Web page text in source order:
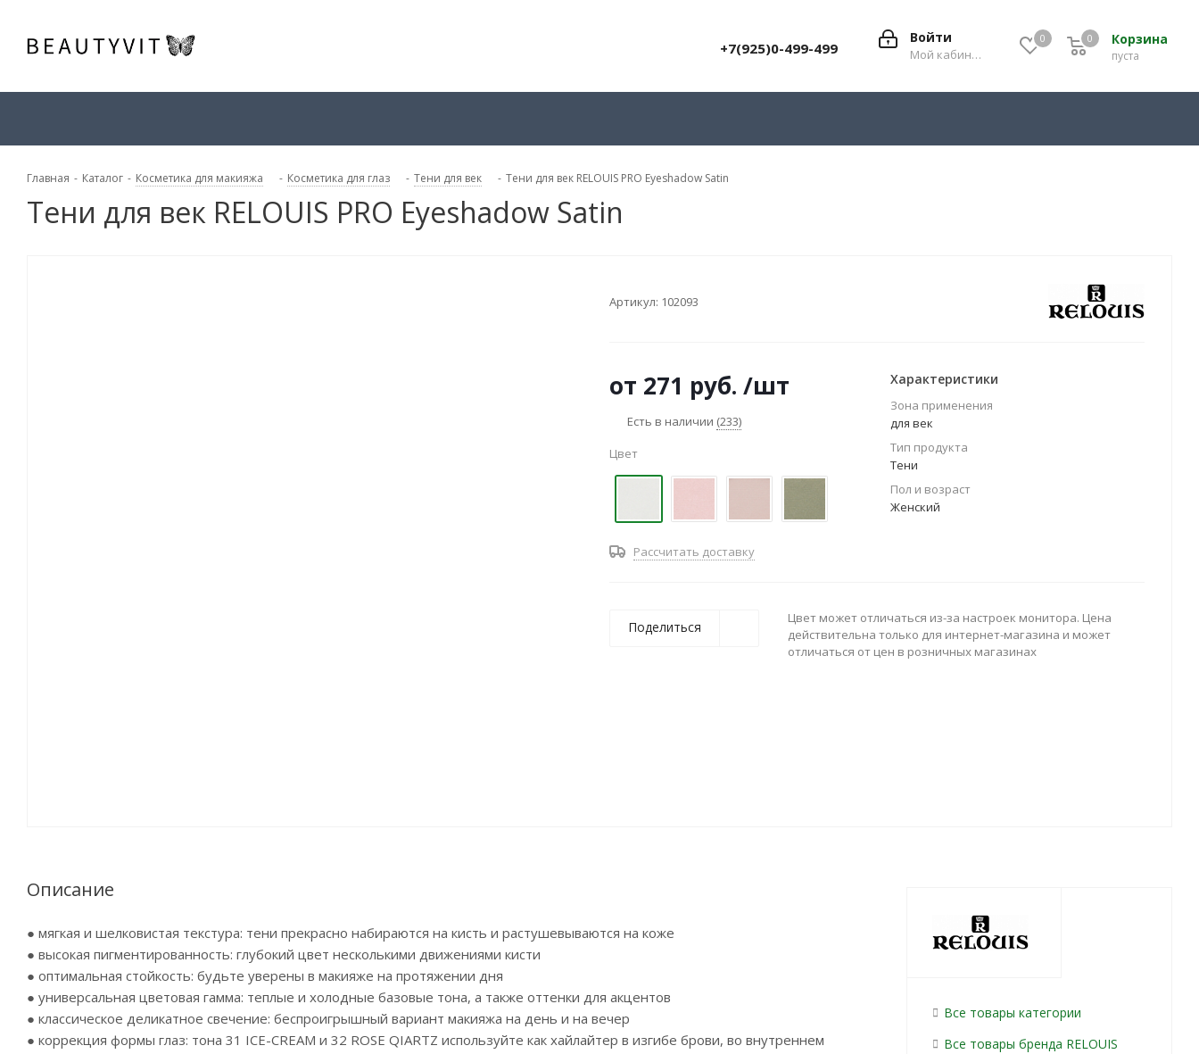
0 Корзина
0
пуста
0
Войти
Мой кабинет
+7(925)0-499-499
Главная - Каталог - Косметика для макияжа - Косметика для глаз - Тени для век - Тени для век RELOUIS PRO Eyeshadow Satin
Тени для век RELOUIS PRO Eyeshadow Satin
Артикул: 102093
от 271 руб. /шт
Есть в наличии (233)
Цвет
Рассчитать доставку
Характеристики
Зона применения
для век
Тип продукта
Тени
Пол и возраст
Женский
Поделиться
Цвет может отличаться из-за настроек монитора. Цена
действительна только для интернет-магазина и может
отличаться от цен в розничных магазинах
Описание
● мягкая и шелковистая текстура: тени прекрасно набираются на кисть и растушевываются на коже
● высокая пигментированность: глубокий цвет несколькими движениями кисти
● оптимальная стойкость: будьте уверены в макияже на протяжении дня
● универсальная цветовая гамма: теплые и холодные базовые тона, а также оттенки для акцентов
● классическое деликатное свечение: беспроигрышный вариант макияжа на день и на вечер
● коррекция формы глаз: тона 31 ICE-CREAM и 32 ROSE QIARTZ используйте как хайлайтер в изгибе брови, во внутреннем
Все товары категории
Все товары бренда RELOUIS